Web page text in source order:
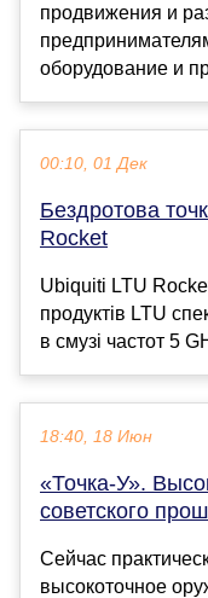
продвижения и
оборудование и
00:10, 01 Дек
Бездротова
Rocket
Ubiquiti LTU
продуктів LTU
в смузі частот 5
18:40, 18 Июн
«Точка-У».
советского
Сейчас
высокоточное